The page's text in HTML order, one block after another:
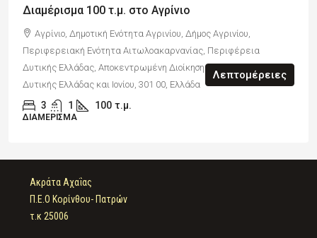
Διαμέρισμα 100 τ.μ. στο Αγρίνιο
Αγρίνιο, Δημοτική Ενότητα Αγρινίου, Δήμος Αγρινίου,
Περιφερειακή Ενότητα Αιτωλοακαρνανίας, Περιφέρεια
Δυτικής Ελλάδας, Αποκεντρωμένη Διοίκηση Πελοποννήσου,
Δυτικής Ελλάδας και Ιονίου, 301 00, Ελλάδα
3 1 100 τ.μ.
ΔΙΑΜΈΡΙΣΜΑ
Λεπτομέρειες
Ακράτα Αχαΐας
Π.Ε.Ο Κορίνθου- Πατρών
τ.κ 25006